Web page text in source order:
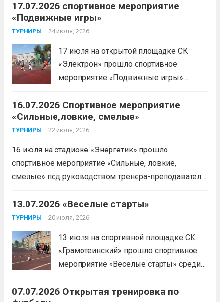
заняла 1 место на дистанции 3000 м. с
результатом 10.01,78. Подготовил
спортсменку тренер-преподаватель
дальше
17.07.2026 спортивное мероприятие
«Подвижные игры»
ТУРНИРЫ 24 июля, 2026
17 июля на открытой площадке СК
«Электрон» прошло спортивное
мероприятие «Подвижные игры».
16.07.2026 Спортивное мероприятие
«Сильные,ловкие, смелые»
ТУРНИРЫ 22 июля, 2026
16 июля на стадионе «Энергетик» прошло
спортивное мероприятие «Сильные, ловкие,
смелые» под руководством тренера-преподавателя
Сергеевича. Участники продемонстрировали
скоростные качества, силовую выносливость и
координацию.
13.07.2026 «Веселые старты»
ТУРНИРЫ 20 июля, 2026
13 июля на спортивной площадке СК
«Грамотеинский» прошло спортивное
мероприятие «Веселые старты» среди
шайбой».Несмотря на
07.07.2026 Открытая тренировка по